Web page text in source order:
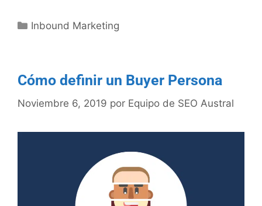
Inbound Marketing
Cómo definir un Buyer Persona
Noviembre 6, 2019 por Equipo de SEO Austral